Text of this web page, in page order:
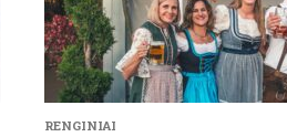
RENGINIAI